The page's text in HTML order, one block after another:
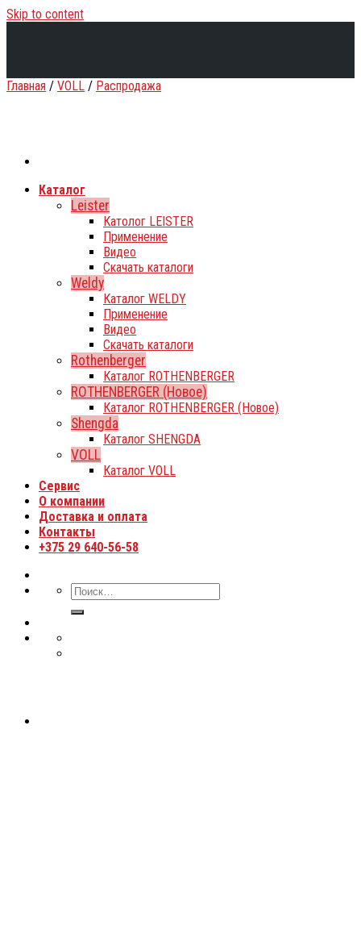
Skip to content
Каталог
Leister
Католог LEISTER
Применение
Видео
Скачать каталоги
Weldy
Каталог WELDY
Применение
Видео
Скачать каталоги
Rothenberger
Каталог ROTHENBERGER
ROTHENBERGER (Новое)
Каталог ROTHENBERGER (Новое)
Shengda
Каталог SHENGDA
VOLL
Каталог VOLL
Сервис
О компании
Доставка и оплата
Контакты
+375 29 640-56-58
Главная / VOLL / Распродажа